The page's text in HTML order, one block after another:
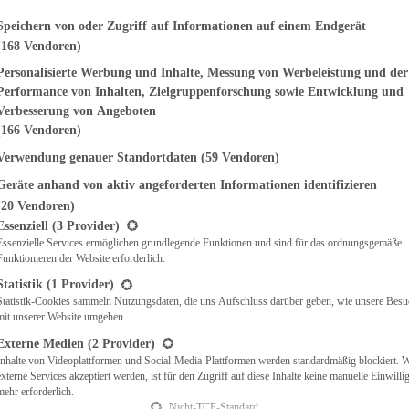
finden Sie eine Liste der Zwecke des IAB Transparency and
von oder Zugriff auf Informationen auf einem Endgerät
Vendoren)
Werbung und Inhalte, Messung von Werbeleistung und der
von Inhalten, Zielgruppenforschung sowie Entwicklung und
von Angeboten
Vendoren)
genauer Standortdaten (59 Vendoren)
anhand von aktiv angeforderten Informationen identifizieren
Vendoren)
eine Liste der Service-Gruppen, für die eine Einwilligung erteilt werden
(3 Provider)
Services ermöglichen grundlegende Funktionen und sind für das ordnungsgemäße
der Website erforderlich.
(1 Provider)
Cookies sammeln Nutzungsdaten, die uns Aufschluss darüber geben, wie unsere
unserer Website umgehen.
Medien (2 Provider)
von Videoplattformen und Social-Media-Plattformen werden standardmäßig blockiert.
Services akzeptiert werden, ist für den Zugriff auf diese Inhalte keine manuelle
erforderlich.